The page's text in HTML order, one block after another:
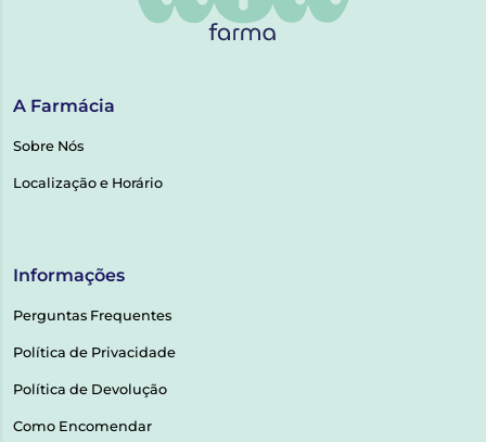
A Farmácia
Sobre Nós
Localização e Horário
Informações
Perguntas Frequentes
Política de Privacidade
Política de Devolução
Como Encomendar